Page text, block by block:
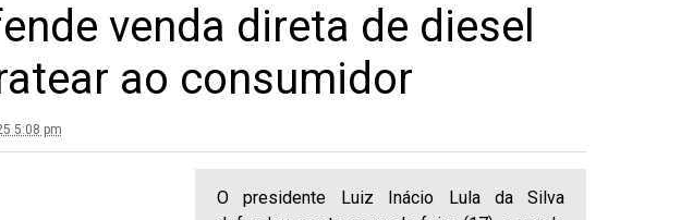
venda direta de diesel
ao consumidor
5:08 pm
O presidente Luiz Inácio Lula da Silva